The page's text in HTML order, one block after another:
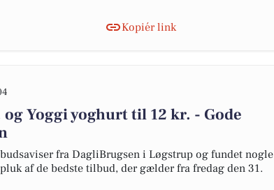
Kopiér link
Yoggi yoghurt til 12 kr. - Gode
fra DagliBrugsen i Løgstrup og fundet nogle
af de bedste tilbud, der gælder fra fredag den 31.